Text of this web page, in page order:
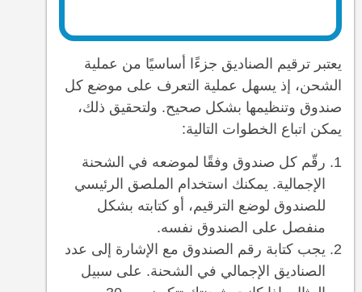
يعتبر ترقيم الصناديق جزءًا أساسيًا من عملية
الشحن، إذ يسهل عملية التعرف على موضع كل
صندوق وتنظيمها بشكل صحيح. ولتحقيق ذلك،
يمكن اتباع الخطوات التالية:
رقّم كل صندوق وفقًا لموضعه في الشحنة
الإجمالية. يمكنك استخدام الملصق الرئيسي
للصندوق لوضع الترقيم، أو كتابته بشكل
منفصل على الصندوق نفسه.
يجب كتابة رقم الصندوق مع الإشارة إلى عدد
الصناديق الإجمالي في الشحنة. على سبيل